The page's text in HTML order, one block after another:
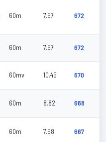
60m 7.57 672
60m 7.57 672
60mv 10.45 670
60m 8.82 668
60m 7.58 667